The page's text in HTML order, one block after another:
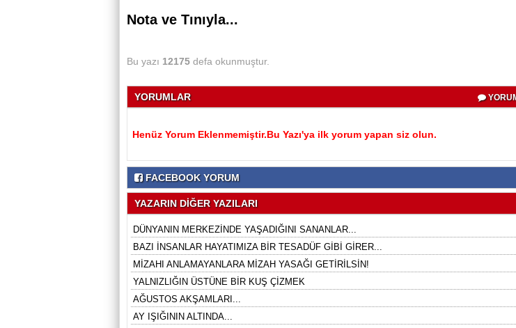
Nota ve Tınıyla...
Bu yazı 12175 defa okunmuştur.
YORUMLAR
Henüz Yorum Eklenmemiştir.Bu Yazı'ya ilk yorum yapan siz olun.
FACEBOOK YORUM
YAZARIN DİĞER YAZILARI
DÜNYANIN MERKEZİNDE YAŞADIĞINI SANANLAR...
BAZI İNSANLAR HAYATIMIZA BİR TESADÜF GİBİ GİRER...
MİZAHI ANLAMAYANLARA MİZAH YASAĞI GETİRİLSİN!
YALNIZLIĞIN ÜSTÜNE BİR KUŞ ÇİZMEK
AĞUSTOS AKŞAMLARI...
AY IŞIĞININ ALTINDA...